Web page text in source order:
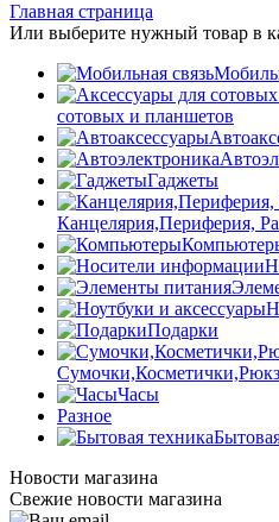
Главная страница
Или выберите нужный товар в
сотовых и планшетов
Гаджеты
Канцелярия,Периферия,
Подарки
Часы
Разное
Новости магазина
Свежие новости магазина